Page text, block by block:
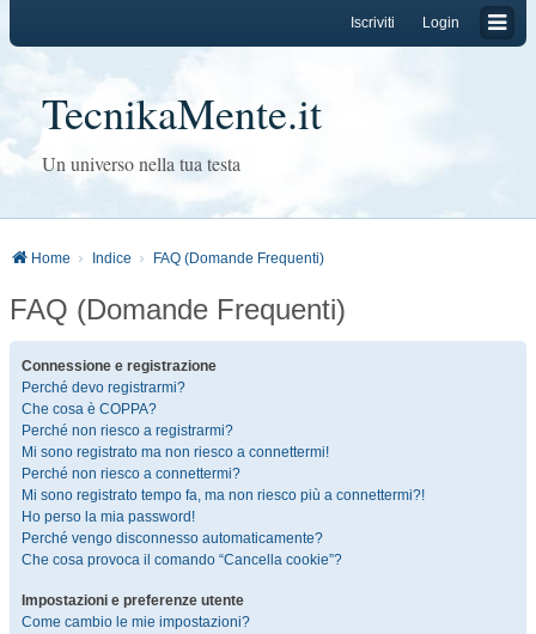
Login
Iscriviti
TecnikaMente.it
Un universo nella tua testa
Home Indice FAQ (Domande Frequenti)
FAQ (Domande Frequenti)
Connessione e registrazione
Perché devo registrarmi?
Che cosa è COPPA?
Perché non riesco a registrarmi?
Mi sono registrato ma non riesco a connettermi!
Perché non riesco a connettermi?
Mi sono registrato tempo fa, ma non riesco più a connettermi?!
Ho perso la mia password!
Perché vengo disconnesso automaticamente?
Che cosa provoca il comando “Cancella cookie”?
Impostazioni e preferenze utente
Come cambio le mie impostazioni?